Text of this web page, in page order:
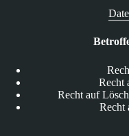
Recht
Recht auf
Recht